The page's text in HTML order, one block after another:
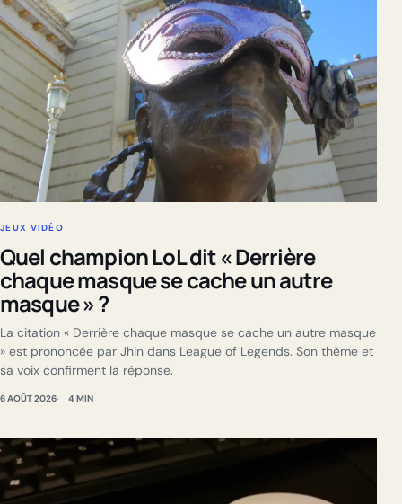
JEUX VIDÉO
Quel champion LoL dit « Derrière
chaque masque se cache un autre
masque » ?
La citation « Derrière chaque masque se cache un autre masque
» est prononcée par Jhin dans League of Legends. Son thème et
sa voix confirment la réponse.
6 AOÛT 2026 4 MIN